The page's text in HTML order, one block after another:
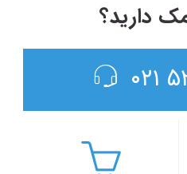
دارید؟